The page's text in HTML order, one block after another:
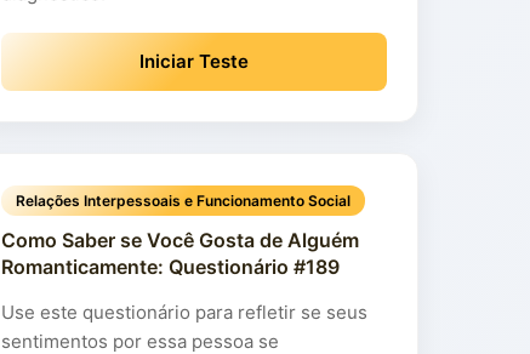
Iniciar Teste
Relações Interpessoais e Funcionamento Social
Como Saber se Você Gosta de Alguém
Romanticamente: Questionário #189
Use este questionário para refletir se seus
sentimentos por essa pessoa se